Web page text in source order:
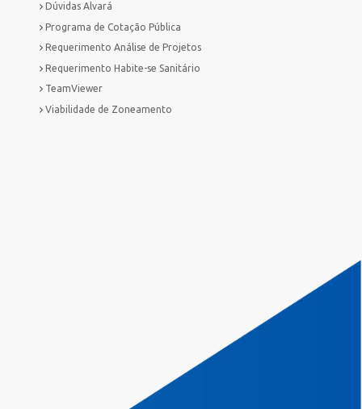
Dúvidas Alvará
Programa de Cotação Pública
Requerimento Análise de Projetos
Requerimento Habite-se Sanitário
TeamViewer
Viabilidade de Zoneamento